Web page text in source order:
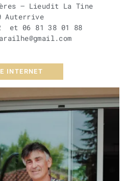
– Lieudit La Tine
Auterrive
et 06 81 38 01 88
INTERNET